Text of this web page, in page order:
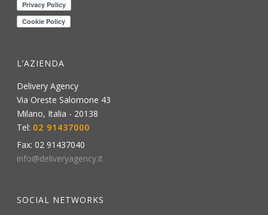
L’AZIENDA
Delivery Agency
Via Oreste Salomone 43
Milano, Italia - 20138
Tel: 02 91437000
Fax:02 91437040
info@deliveryagency.it
SOCIAL NETWORKS